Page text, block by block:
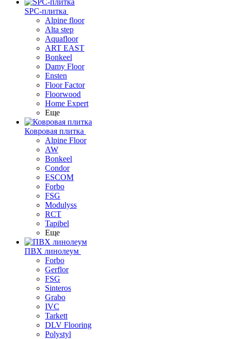
SPC-плитка
Alpine floor
Alta step
Aquafloor
ART EAST
Bonkeel
Damy Floor
Ensten
Floor Factor
Floorwood
Home Expert
Еще
Ковровая плитка
Alpine Floor
AW
Bonkeel
Condor
ESCOM
Forbo
FSG
Modulyss
RCT
Tapibel
Еще
ПВХ линолеум
Forbo
Gerflor
FSG
Sinteros
Grabo
IVC
Tarkett
DLV Flooring
Polystyl